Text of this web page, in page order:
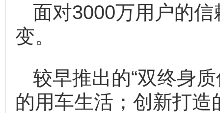
面对3000万用户的
变。
较早推出的“双终身
的用车生活；创新打造